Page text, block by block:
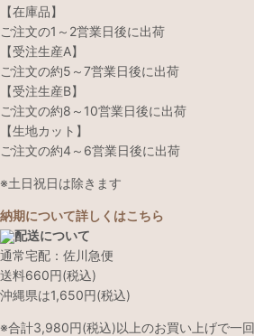
【在庫品】
ご注文の1～2営業日後に出荷
【受注生産A】
ご注文の約5～7営業日後に出荷
【受注生産B】
ご注文の約8～10営業日後に出荷
【生地カット】
ご注文の約4～6営業日後に出荷
※土日祝日は除きます
納期について詳しくはこちら
配送について
通常宅配：佐川急便
送料660円(税込)
沖縄県は1,650円(税込)
※合計3,980円(税込)以上のお買い上げで一